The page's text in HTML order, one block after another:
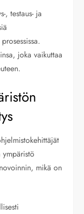
, testaus- ja
joka vaikuttaa
ympäristö
mikä on